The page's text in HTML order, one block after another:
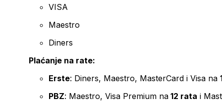
VISA
Maestro
Diners
Plaćanje na rate:
Erste: Diners, Maestro, MasterCard i Visa na
PBZ: Maestro, Visa Premium na 12 rata i